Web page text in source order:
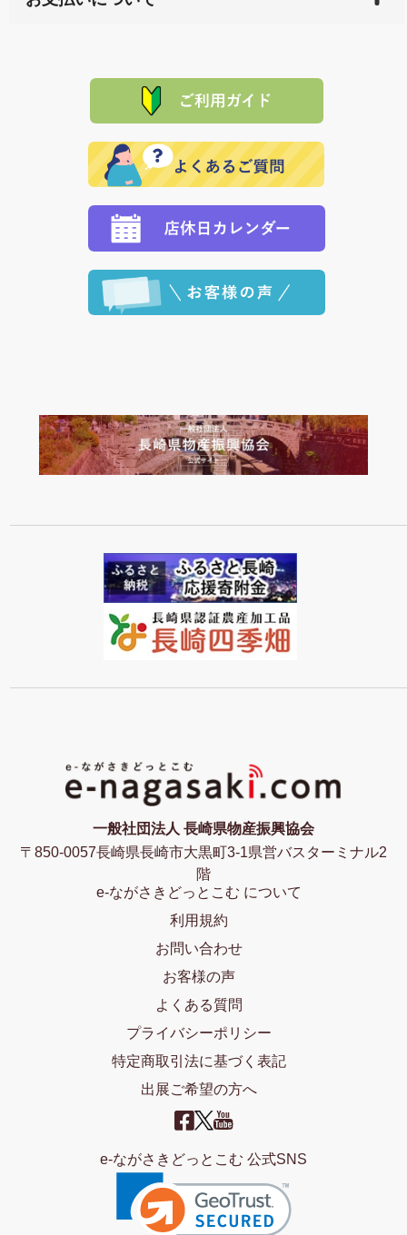
れの生産メーカーからお客様の元へ直送いたしますの
で、 それぞれ個別に送料が必要になります。
または配送途中の 事故などで不都合が生じている場合
品代金を返金いたします。）
その際は誠に申し訳ありませんが、当協会までご注文
願いいたします。
た場合、お客様からの ご入金を確認した後で、商品を
定された場合は、準備出来次第の便にてお送りいたし
ます。 （到着日指定をされている場合は、ご指定の日
程に合わせてお届けいたします。）
一般社団法人 長崎県物産振興協会
〒850-0057長崎県長崎市大黒町3-1県営バスターミナル2
階
e-ながさきどっとこむ について
利用規約
お問い合わせ
お客様の声
よくある質問
プライバシーポリシー
特定商取引法に基づく表記
出展ご希望の方へ
e-ながさきどっとこむ 公式SNS